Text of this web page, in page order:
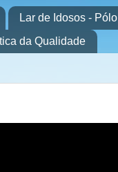
Lar de Idosos - Pólo I
da Qualidade